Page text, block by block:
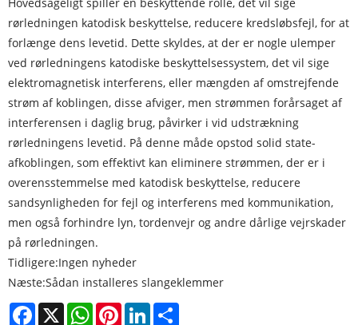
Hovedsageligt spiller en beskyttende rolle, det vil sige
rørledningen katodisk beskyttelse, reducere kredsløbsfejl, for at
forlænge dens levetid. Dette skyldes, at der er nogle ulemper
ved rørledningens katodiske beskyttelsessystem, det vil sige
elektromagnetisk interferens, eller mængden af ​​omstrejfende
strøm af koblingen, disse afviger, men strømmen forårsaget af
interferensen i daglig brug, påvirker i vid udstrækning
rørledningens levetid. På denne måde opstod solid state-
afkoblingen, som effektivt kan eliminere strømmen, der er i
overensstemmelse med katodisk beskyttelse, reducere
sandsynligheden for fejl og interferens med kommunikation,
men også forhindre lyn, tordenvejr og andre dårlige vejrskader
på rørledningen.
Tidligere:Ingen nyheder
Næste:Sådan installeres slangeklemmer
Facebook
X WhatsAppPinterestLinkedIn